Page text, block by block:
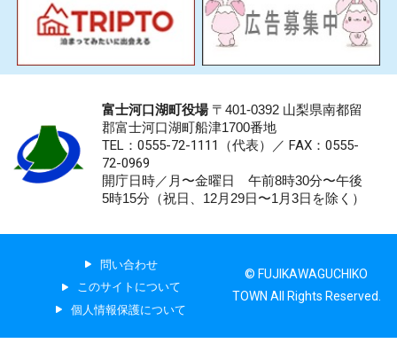
富士河口湖町役場〒401-0392 山梨県南都留
郡富士河口湖町船津1700番地
TEL：0555-72-1111 （代表）／ FAX：0555-
72-0969
開庁日時／月〜金曜日 午前8時30分〜午後
5時15分（祝日、12月29日〜1月3日を除く）
問い合わせ
このサイトについて
個人情報保護について
© FUJIKAWAGUCHIKO
TOWN All Rights Reserved.